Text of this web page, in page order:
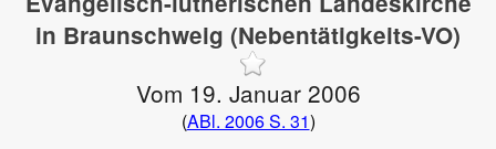
in Braunschweig (Nebentätigkeits-VO)
Vom 19. Januar 2006
(ABl. 2006 S. 31)